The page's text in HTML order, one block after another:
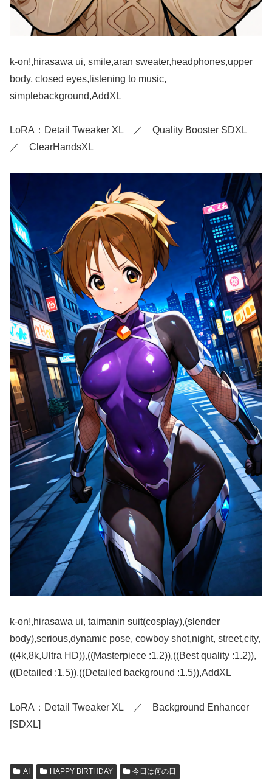
k-on!,hirasawa ui, smile,aran sweater,headphones,upper
body, closed eyes,listening to music,
simplebackground,AddXL
LoRA：Detail Tweaker XL ／ Quality Booster SDXL
／ ClearHandsXL
k-on!,hirasawa ui, taimanin suit(cosplay),(slender
body),serious,dynamic pose, cowboy shot,night, street,city,
((4k,8k,Ultra HD)),((Masterpiece :1.2)),((Best quality :1.2)),
((Detailed :1.5)),((Detailed background :1.5)),AddXL
LoRA：Detail Tweaker XL ／ Background Enhancer
[SDXL]
AI HAPPY BIRTHDAY 今日は何の日